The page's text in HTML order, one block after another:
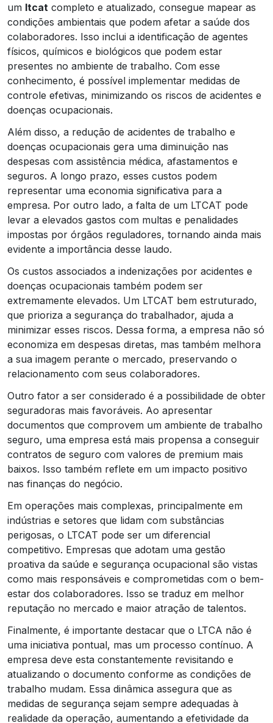
um ltcat completo e atualizado, consegue mapear as
condições ambientais que podem afetar a saúde dos
colaboradores. Isso inclui a identificação de agentes
físicos, químicos e biológicos que podem estar
presentes no ambiente de trabalho. Com esse
conhecimento, é possível implementar medidas de
controle efetivas, minimizando os riscos de acidentes e
doenças ocupacionais.
Além disso, a redução de acidentes de trabalho e
doenças ocupacionais gera uma diminuição nas
despesas com assistência médica, afastamentos e
seguros. A longo prazo, esses custos podem
representar uma economia significativa para a
empresa. Por outro lado, a falta de um LTCAT pode
levar a elevados gastos com multas e penalidades
impostas por órgãos reguladores, tornando ainda mais
evidente a importância desse laudo.
Os custos associados a indenizações por acidentes e
doenças ocupacionais também podem ser
extremamente elevados. Um LTCAT bem estruturado,
que prioriza a segurança do trabalhador, ajuda a
minimizar esses riscos. Dessa forma, a empresa não só
economiza em despesas diretas, mas também melhora
a sua imagem perante o mercado, preservando o
relacionamento com seus colaboradores.
Outro fator a ser considerado é a possibilidade de obter
seguradoras mais favoráveis. Ao apresentar
documentos que comprovem um ambiente de trabalho
seguro, uma empresa está mais propensa a conseguir
contratos de seguro com valores de premium mais
baixos. Isso também reflete em um impacto positivo
nas finanças do negócio.
Em operações mais complexas, principalmente em
indústrias e setores que lidam com substâncias
perigosas, o LTCAT pode ser um diferencial
competitivo. Empresas que adotam uma gestão
proativa da saúde e segurança ocupacional são vistas
como mais responsáveis e comprometidas com o bem-
estar dos colaboradores. Isso se traduz em melhor
reputação no mercado e maior atração de talentos.
Finalmente, é importante destacar que o LTCA não é
uma iniciativa pontual, mas um processo contínuo. A
empresa deve esta constantemente revisitando e
atualizando o documento conforme as condições de
trabalho mudam. Essa dinâmica assegura que as
medidas de segurança sejam sempre adequadas à
realidade da operação, aumentando a efetividade da